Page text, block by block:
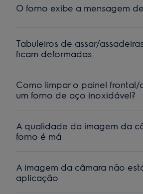
O forno exibe a mensagem
Tabuleiros de assar/
ficam deformadas
Como limpar o painel
um forno de aço inoxidável?
A qualidade da imagem da
forno é má
A imagem da câmara não
aplicação